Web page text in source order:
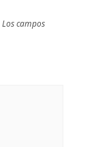
Los campos